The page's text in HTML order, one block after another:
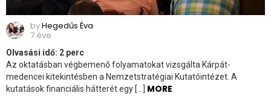
byHegedűs Éva
7 éve
Olvasási idő: 2 perc
Az oktatásban végbemenő folyamatokat vizsgálta Kárpát-
medencei kitekintésben a Nemzetstratégiai Kutatóintézet. A
kutatások financiális hátterét egy […] MORE